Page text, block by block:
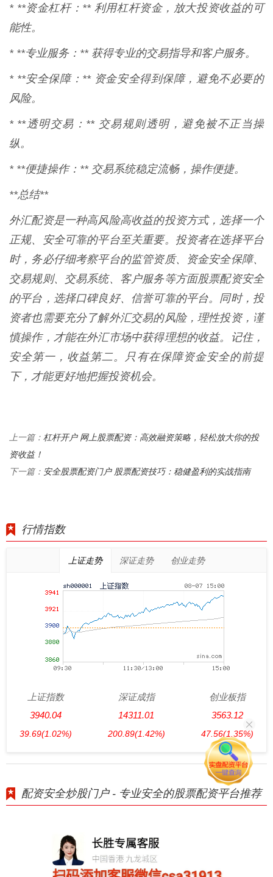
* **资金杠杆：** 利用杠杆资金，放大投资收益的可
能性。
* **专业服务：** 获得专业的交易指导和客户服务。
* **安全保障：** 资金安全得到保障，避免不必要的
风险。
* **透明交易：** 交易规则透明，避免被不正当操
纵。
* **便捷操作：** 交易系统稳定流畅，操作便捷。
**总结**
外汇配资是一种高风险高收益的投资方式，选择一个
正规、安全可靠的平台至关重要。投资者在选择平台
时，务必仔细考察平台的监管资质、资金安全保障、
交易规则、交易系统、客户服务等方面股票配资安全
的平台，选择口碑良好、信誉可靠的平台。同时，投
资者也需要充分了解外汇交易的风险，理性投资，谨
慎操作，才能在外汇市场中获得理想的收益。记住，
安全第一，收益第二。只有在保障资金安全的前提
下，才能更好地把握投资机会。
上一篇： 杠杆开户 网上股票配资：高效融资策略，轻松放大你的投
资收益！
下一篇： 安全股票配资门户 股票配资技巧：稳健盈利的实战指南
行情指数
上证走势 深证走势 创业走势
上证指数
3940.04
39.69(1.02%)
深证成指
14311.01
200.89(1.42%)
创业板指
3563.12
47.56(1.35%)
配资安全炒股门户 - 专业安全的股票配资平台推荐